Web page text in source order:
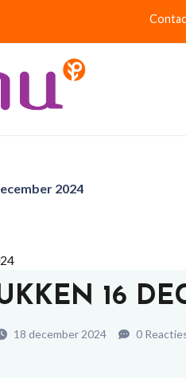
2024
16
18 december 2024 0